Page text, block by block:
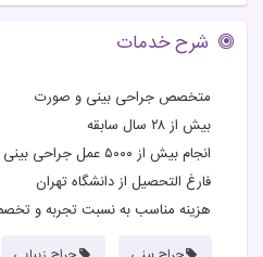
شرح خدمات
متخصص جراحی بینی و صورت
بیش از ۲۸ سال سابقه
انجام بیش از ۵۰۰۰ عمل جراحی بینی موفق
فارغ التحصیل از دانشگاه تهران
هزینه مناسب به نسبت تجربه و